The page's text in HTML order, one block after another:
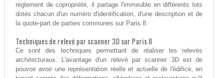
règlement de copropriété, il partage l'immeuble en différents lots
dotés chacun d'un numéro d'identification, d'une description et de
la quote-part de parties communes sur Paris 8.
Techniques de relevé par scanner 3D sur Paris 8
Ce sont des techniques permettant de réaliser les relevés
architecturaux. L'avantage d'un relevé par scanner 3D est de
pouvoir avoir une représentation réelle et actuelle de l'édifice, en